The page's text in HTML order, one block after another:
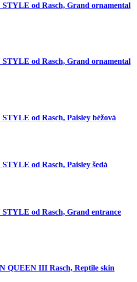
od Rasch, Grand ornamental
od Rasch, Grand ornamental
od Rasch, Paisley béžová
od Rasch, Paisley šedá
od Rasch, Grand entrance
QUEEN III Rasch, Reptile skin